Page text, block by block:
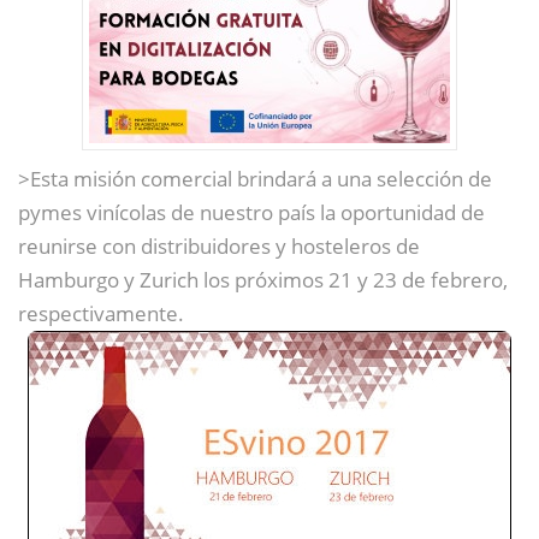
>Esta misión comercial brindará a una selección de
pymes vinícolas de nuestro país la oportunidad de
reunirse con distribuidores y hosteleros de
Hamburgo y Zurich los próximos 21 y 23 de febrero,
respectivamente.